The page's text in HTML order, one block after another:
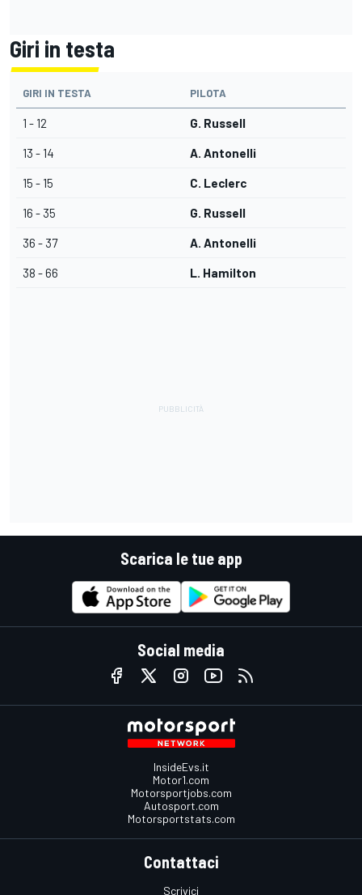
Giri in testa
GIRI IN TESTA PILOTA
1 - 12 G. Russell
13 - 14 A. Antonelli
15 - 15 C. Leclerc
16 - 35 G. Russell
36 - 37 A. Antonelli
38 - 66 L. Hamilton
Scarica le tue app
Social media
InsideEvs.it
Motor1.com
Motorsportjobs.com
Autosport.com
Motorsportstats.com
Contattaci
Scrivici